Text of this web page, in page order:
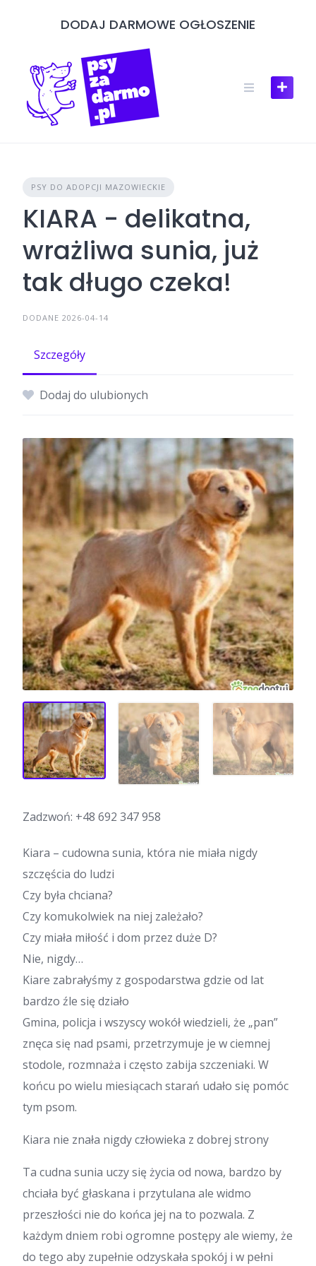
DODAJ DARMOWE OGŁOSZENIE
PSY DO ADOPCJI MAZOWIECKIE
KIARA - delikatna,
wrażliwa sunia, już
tak długo czeka!
DODANE 2026-04-14
Szczegóły
Dodaj do ulubionych
Zadzwoń: +48 692 347 958
Kiara – cudowna sunia, która nie miała nigdy
szczęścia do ludzi
Czy była chciana?
Czy komukolwiek na niej zależało?
Czy miała miłość i dom przez duże D?
Nie, nigdy…
Kiare zabrałyśmy z gospodarstwa gdzie od lat
bardzo źle się działo
Gmina, policja i wszyscy wokół wiedzieli, że „pan”
znęca się nad psami, przetrzymuje je w ciemnej
stodole, rozmnaża i często zabija szczeniaki. W
końcu po wielu miesiącach starań udało się pomóc
tym psom.
Kiara nie znała nigdy człowieka z dobrej strony
Ta cudna sunia uczy się życia od nowa, bardzo by
chciała być głaskana i przytulana ale widmo
przeszłości nie do końca jej na to pozwala. Z
każdym dniem robi ogromne postępy ale wiemy, że
do tego aby zupełnie odzyskała spokój i w pełni